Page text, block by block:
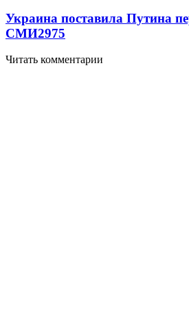
Украина поставила Путина
СМИ2975
Читать комментарии